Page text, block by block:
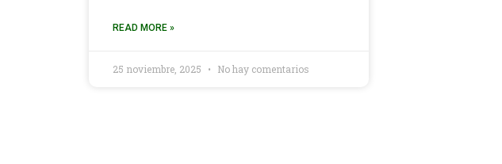
READ MORE »
25 noviembre, 2025 No hay comentarios